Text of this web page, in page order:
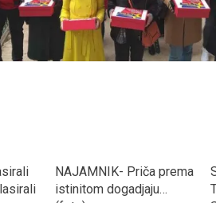
NAJAMNIK- Priča prema
istinitom dogadjaju…